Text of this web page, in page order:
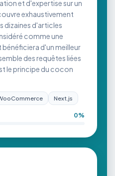
et d'expertise sur un
exhaustivement
dizaines d'articles
comme une
d'un meilleur
des requêtes liées
le principe du cocon
Next.js
0%